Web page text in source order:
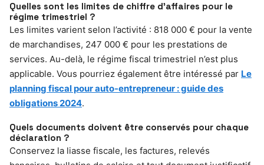
Quelles sont les limites de chiffre d’affaires pour le
régime trimestriel ?
Les limites varient selon l’activité : 818 000 € pour la vente
de marchandises, 247 000 € pour les prestations de
services. Au-delà, le régime fiscal trimestriel n’est plus
applicable. Vous pourriez également être intéressé par Le
planning fiscal pour auto-entrepreneur : guide des
obligations 2024.
Quels documents doivent être conservés pour chaque
déclaration ?
Conservez la liasse fiscale, les factures, relevés